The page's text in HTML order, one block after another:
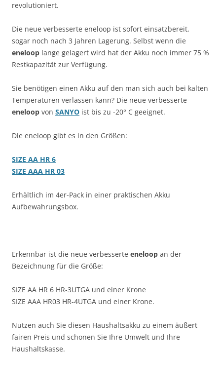
revolutioniert.
Die neue verbesserte eneloop ist sofort einsatzbereit,
sogar noch nach 3 Jahren Lagerung. Selbst wenn die
eneloop lange gelagert wird hat der Akku noch immer 75 %
Restkapazität zur Verfügung.
Sie benötigen einen Akku auf den man sich auch bei kalten
Temperaturen verlassen kann? Die neue verbesserte
eneloop von SANYO ist bis zu -20° C geeignet.
Die eneloop gibt es in den Größen:
SIZE AA HR 6
SIZE AAA HR 03
Erhältlich im 4er-Pack in einer praktischen Akku
Aufbewahrungsbox.
Erkennbar ist die neue verbesserte eneloop an der
Bezeichnung für die Größe:
SIZE AA HR 6 HR-3UTGA und einer Krone
SIZE AAA HR03 HR-4UTGA und einer Krone.
Nutzen auch Sie diesen Haushaltsakku zu einem äußert
fairen Preis und schonen Sie Ihre Umwelt und Ihre
Haushaltskasse.